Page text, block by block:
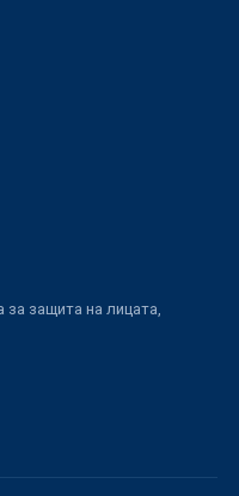
защита на лицата,